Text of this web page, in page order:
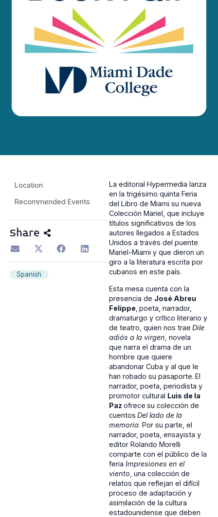
Location
Recommended Events
Share
Spanish
La editorial Hypermedia lanza
en la trigésimo quinta Feria
del Libro de Miami su nueva
Colección Mariel, que incluye
títulos significativos de los
autores llegados a Estados
Unidos a través del puente
Mariel-Miami y que dieron un
giro a la literatura escrita por
cubanos en este país.
Esta mesa cuenta con la
presencia de José Abreu
Felippe poeta, narrador,
dramaturgo y crítico literario y
de teatro, quien nos trae Dile
adiós a la virgen, novela
que narra el drama de un
hombre que quiere
abandonar Cuba y al que le
han robado su pasaporte. El
narrador, poeta, periodista y
promotor cultural Luis de la
Paz ofrece su colección de
cuentos Del lado de la
memoria. Por su parte, el
narrador, poeta, ensayista y
editor Rolando Morelli
comparte con el público de la
feria Impresiones en el
viento , una colección de
relatos que reflejan el difícil
proceso de adaptación y
asimilación de la cultura
estadounidense que deben